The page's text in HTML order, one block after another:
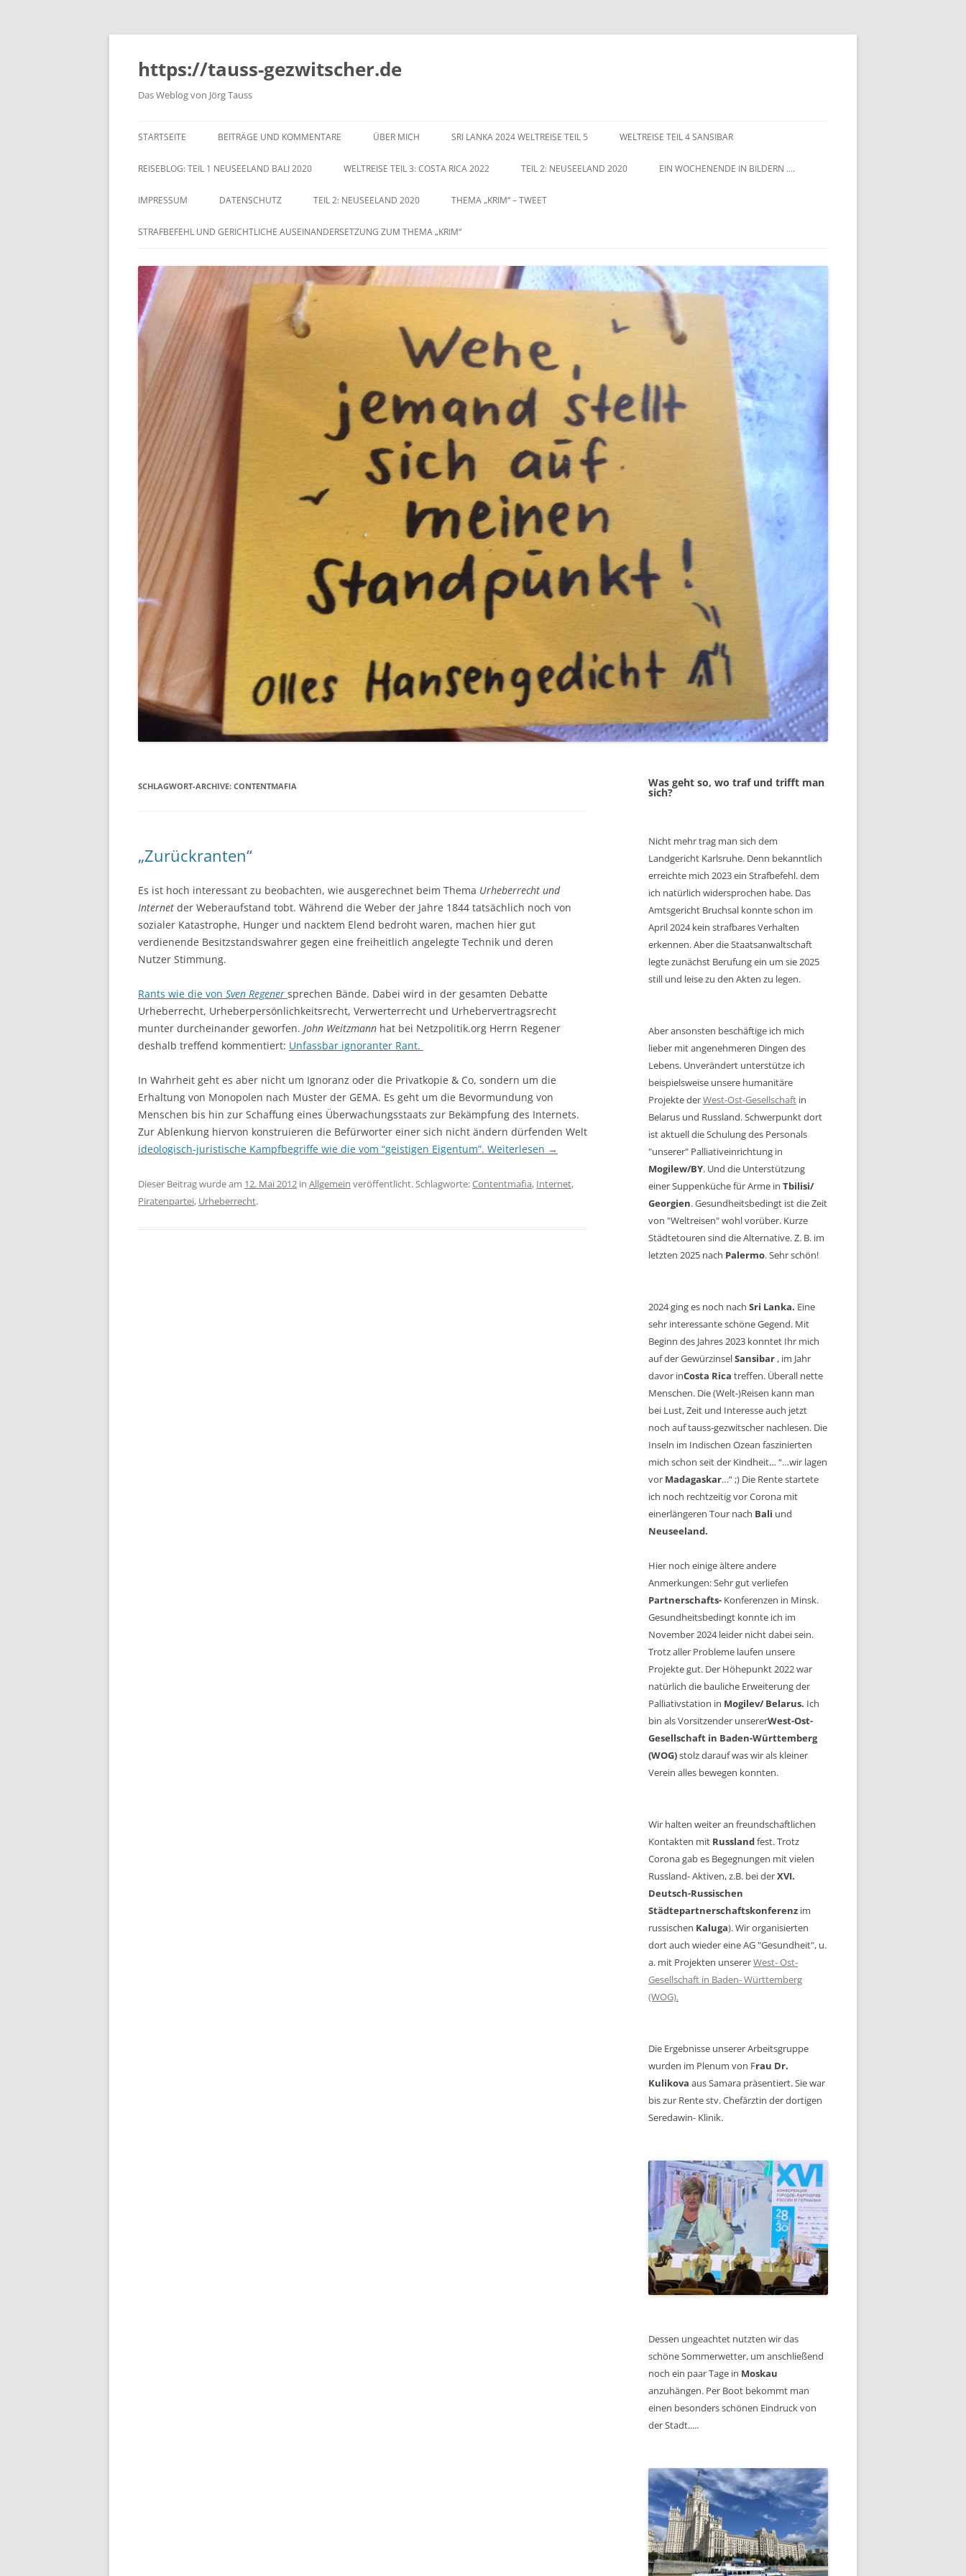
https://tauss-gezwitscher.de
Das Weblog von Jörg Tauss
Inhalt
STARTSEITE BEITRÄGE UND KOMMENTARE ÜBER MICH SRI LANKA 2024 WELTREISE TEIL 5 WELTREISE TEIL 4 SANSIBAR
REISEBLOG: TEIL 1 NEUSEELAND BALI 2020 WELTREISE TEIL 3: COSTA RICA 2022 TEIL 2: NEUSEELAND 2020 EIN WOCHENENDE IN BILDERN ….
IMPRESSUM DATENSCHUTZ TEIL 2: NEUSEELAND 2020 THEMA „KRIM“ – TWEET
STRAFBEFEHL UND GERICHTLICHE AUSEINANDERSETZUNG ZUM THEMA „KRIM“
SCHLAGWORT-ARCHIVE: CONTENTMAFIA
„Zurückranten“
Es ist hoch interessant zu beobachten, wie ausgerechnet beim Thema Urheberrecht und
Internet der Weberaufstand tobt. Während die Weber der Jahre 1844 tatsächlich noch von
sozialer Katastrophe, Hunger und nacktem Elend bedroht waren, machen hier gut
verdienende Besitzstandswahrer gegen eine freiheitlich angelegte Technik und deren
Nutzer Stimmung.
Rants wie die von Sven Regener sprechen Bände. Dabei wird in der gesamten Debatte
Urheberrecht, Urheberpersönlichkeitsrecht, Verwerterrecht und Urhebervertragsrecht
munter durcheinander geworfen. John Weitzmann hat bei Netzpolitik.org Herrn Regener
deshalb treffend kommentiert: Unfassbar ignoranter Rant.
In Wahrheit geht es aber nicht um Ignoranz oder die Privatkopie & Co, sondern um die
Erhaltung von Monopolen nach Muster der GEMA. Es geht um die Bevormundung von
Menschen bis hin zur Schaffung eines Überwachungsstaats zur Bekämpfung des Internets.
Zur Ablenkung hiervon konstruieren die Befürworter einer sich nicht ändern dürfenden Welt
ideologisch-juristische Kampfbegriffe wie die vom “geistigen Eigentum”. Weiterlesen →
Dieser Beitrag wurde am 12. Mai 2012 in Allgemein veröffentlicht. Schlagworte:Contentmafia, Internet,
Piratenpartei, Urheberrecht.
Was geht so, wo traf und trifft man
sich?
Nicht mehr trag man sich dem
Landgericht Karlsruhe. Denn bekanntlich
erreichte mich 2023 ein Strafbefehl. dem
ich natürlich widersprochen habe. Das
Amtsgericht Bruchsal konnte schon im
April 2024 kein strafbares Verhalten
erkennen. Aber die Staatsanwaltschaft
legte zunächst Berufung ein um sie 2025
still und leise zu den Akten zu legen.
Aber ansonsten beschäftige ich mich
lieber mit angenehmeren Dingen des
Lebens. Unverändert unterstütze ich
beispielsweise unsere humanitäre
Projekte derWest-Ost-Gesellschaft in
Belarus und Russland. Schwerpunkt dort
ist aktuell die Schulung des Personals
"unserer" Palliativeinrichtung in
Mogilew/BY. Und die Unterstützung
einer Suppenküche für Arme in Tbilisi/
Georgien. Gesundheitsbedingt ist die Zeit
von "Weltreisen" wohl vorüber. Kurze
Städtetouren sind die Alternative. Z. B. im
letzten 2025 nach Palermo. Sehr schön!
2024 ging es noch nach Sri Lanka. Eine
sehr interessante schöne Gegend. Mit
Beginn des Jahres 2023 konntet Ihr mich
auf der GewürzinselSansibar , im Jahr
davor inCosta Rica treffen. Überall nette
Menschen. Die (Welt-)Reisen kann man
bei Lust, Zeit und Interesse auch jetzt
noch auf tauss-gezwitscher nachlesen. Die
Inseln im Indischen Ozean faszinierten
mich schon seit der Kindheit… “…wir lagen
vor Madagaskar…“ ;) Die Rente startete
ich noch rechtzeitig vor Corona mit
einerlängeren Tour nach Bali und
Neuseeland.
Hier noch einige ältere andere
Anmerkungen: Sehr gut verliefen
Partnerschafts- Konferenzen in Minsk.
Gesundheitsbedingt konnte ich im
November 2024 leider nicht dabei sein.
Trotz aller Probleme laufen unsere
Projekte gut. Der Höhepunkt 2022 war
natürlich die bauliche Erweiterung der
Palliativstation in Mogilev/ Belarus. Ich
bin als Vorsitzender unsererWest-Ost-
Gesellschaft in Baden-Württemberg
(WOG)stolz darauf was wir als kleiner
Verein alles bewegen konnten.
Wir halten weiter an freundschaftlichen
Kontakten mit Russlandfest. Trotz
Corona gab es Begegnungen mit vielen
Russland- Aktiven, z.B. bei derXVI.
Deutsch-Russischen
Städtepartnerschaftskonferenz im
russischen Kaluga). Wir organisierten
dort auch wieder eine AG "Gesundheit", u.
a. mit Projekten unsererWest- Ost-
Gesellschaft in Baden- Württemberg
(WOG).
Die Ergebnisse unserer Arbeitsgruppe
wurden im Plenum von Frau Dr.
Kulikova aus Samara präsentiert. Sie war
bis zur Rente stv. Chefärztin der dortigen
Seredawin- Klinik.
Dessen ungeachtet nutzten wir das
schöne Sommerwetter, um anschließend
noch ein paar Tage in Moskau
anzuhängen. Per Boot bekommt man
einen besonders schönen Eindruck von
der Stadt.....